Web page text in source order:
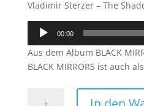
Vladimir Sterzer – The
Audio-
Player
00:00
Aus dem Album BLACK
BLACK MIRRORS ist auch